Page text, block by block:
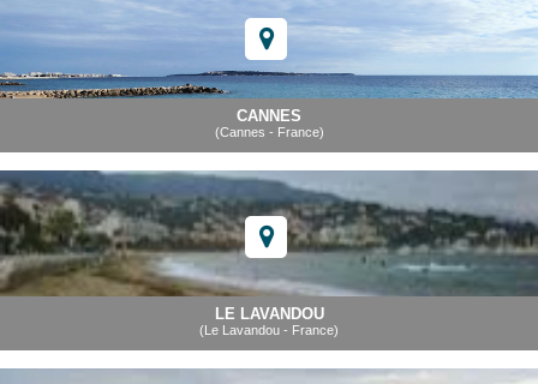
CANNES
(Cannes - France)
LE LAVANDOU
(Le Lavandou - France)